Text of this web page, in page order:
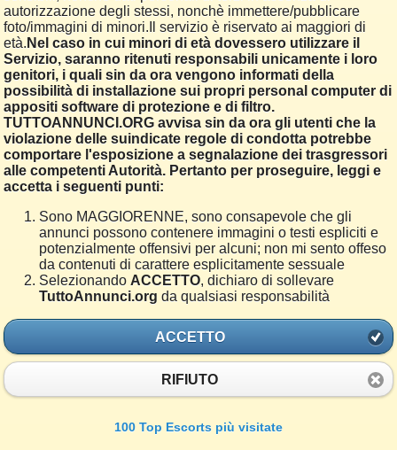
autorizzazione degli stessi, nonchè immettere/pubblicare
foto/immagini di minori.Il servizio è riservato ai maggiori di
età. Nel caso in cui minori di età dovessero utilizzare il
Servizio, saranno ritenuti responsabili unicamente i loro
genitori, i quali sin da ora vengono informati della
possibilità di installazione sui propri personal computer di
appositi software di protezione e di filtro.
TUTTOANNUNCI.ORG avvisa sin da ora gli utenti che la
violazione delle suindicate regole di condotta potrebbe
comportare l'esposizione a segnalazione dei trasgressori
alle competenti Autorità. Pertanto per proseguire, leggi e
accetta i seguenti punti:
Sono MAGGIORENNE, sono consapevole che gli
annunci possono contenere immagini o testi espliciti e
potenzialmente offensivi per alcuni; non mi sento offeso
da contenuti di carattere esplicitamente sessuale
Selezionando ACCETTO, dichiaro di sollevare
TuttoAnnunci.org da qualsiasi responsabilità
ACCETTO
RIFIUTO
100 Top Escorts più visitate